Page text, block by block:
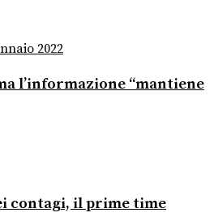
2022
l’informazione “mantiene
contagi, il prime time